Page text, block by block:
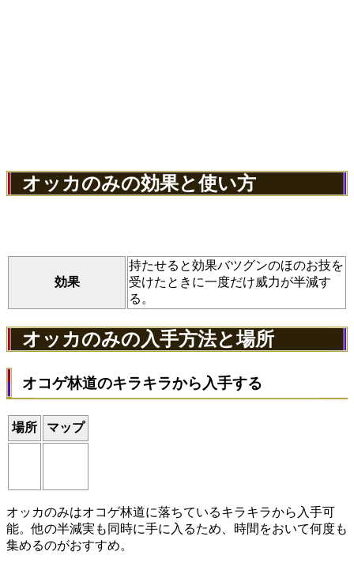
オッカのみの効果と使い方
効果
持たせると効果バツグンのほのお技を
受けたときに一度だけ威力が半減す
る。
オッカのみの入手方法と場所
オコゲ林道のキラキラから入手する
場所 マップ
オッカのみはオコゲ林道に落ちているキラキラから入手可
能。他の半減実も同時に手に入るため、時間をおいて何度も
集めるのがおすすめ。